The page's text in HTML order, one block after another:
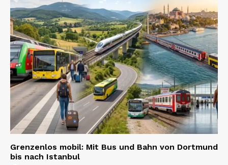
Grenzenlos mobil: Mit Bus und Bahn von Dortmund
bis nach Istanbul